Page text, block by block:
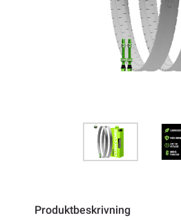
Produktbeskrivning